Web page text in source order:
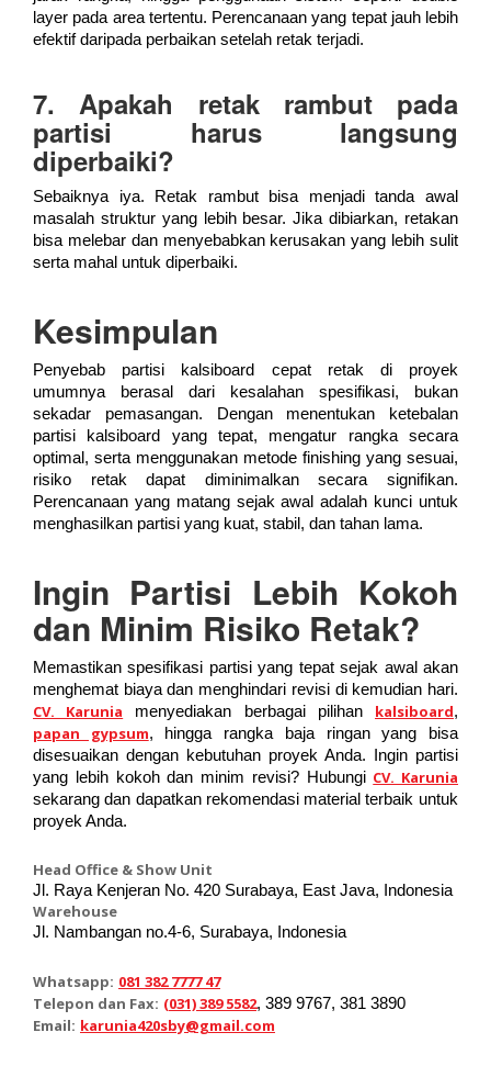
layer pada area tertentu. Perencanaan yang tepat jauh lebih
efektif daripada perbaikan setelah retak terjadi.
7. Apakah retak rambut pada
partisi harus langsung
diperbaiki?
Sebaiknya iya. Retak rambut bisa menjadi tanda awal
masalah struktur yang lebih besar. Jika dibiarkan, retakan
bisa melebar dan menyebabkan kerusakan yang lebih sulit
serta mahal untuk diperbaiki.
Kesimpulan
Penyebab partisi kalsiboard cepat retak di proyek
umumnya berasal dari kesalahan spesifikasi, bukan
sekadar pemasangan. Dengan menentukan ketebalan
partisi kalsiboard yang tepat, mengatur rangka secara
optimal, serta menggunakan metode finishing yang sesuai,
risiko retak dapat diminimalkan secara signifikan.
Perencanaan yang matang sejak awal adalah kunci untuk
menghasilkan partisi yang kuat, stabil, dan tahan lama.
Ingin Partisi Lebih Kokoh
dan Minim Risiko Retak?
Memastikan spesifikasi partisi yang tepat sejak awal akan
menghemat biaya dan menghindari revisi di kemudian hari.
CV. Karunia menyediakan berbagai pilihan kalsiboard,
papan gypsum, hingga rangka baja ringan yang bisa
disesuaikan dengan kebutuhan proyek Anda. Ingin partisi
yang lebih kokoh dan minim revisi? Hubungi CV. Karunia
sekarang dan dapatkan rekomendasi material terbaik untuk
proyek Anda.
Head Office & Show Unit
Jl. Raya Kenjeran No. 420 Surabaya, East Java, Indonesia
Warehouse
Jl. Nambangan no.4-6, Surabaya, Indonesia
Whatsapp: 081 382 7777 47
Telepon dan Fax: (031) 389 5582, 389 9767, 381 3890
Email: karunia420sby@gmail.com